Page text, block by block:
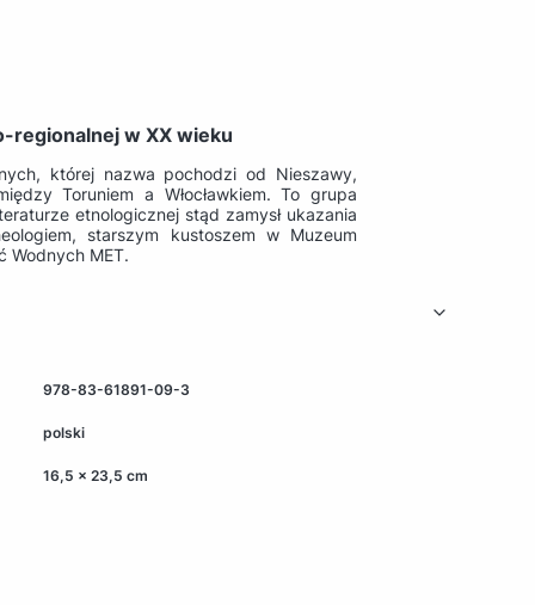
regionalnej w XX wieku
której nazwa pochodzi od Nieszawy,
Toruniem a Włocławkiem. To grupa
etnologicznej stąd zamysł ukazania
starszym kustoszem w Muzeum
Wodnych MET.
978-83-61891-09-3
polski
16,5 x 23,5 cm